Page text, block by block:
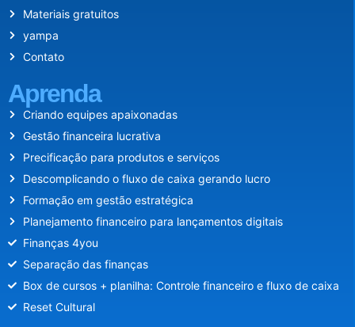
Materiais gratuitos
yampa
Contato
Aprenda
Criando equipes apaixonadas
Gestão financeira lucrativa
Precificação para produtos e serviços
Descomplicando o fluxo de caixa gerando lucro
Formação em gestão estratégica
Planejamento financeiro para lançamentos digitais
Finanças 4you
Separação das finanças
Box de cursos + planilha: Controle financeiro e fluxo de caixa
Reset Cultural